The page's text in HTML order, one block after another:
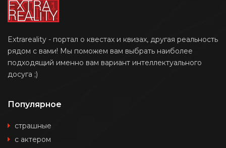
Extrareality - портал о квестах и квизах, другая реальность
рядом с вами! Мы поможем вам выбрать наиболее
подходящий именно вам вариант интеллектуального
досуга ;)
Популярное
страшные
с актером